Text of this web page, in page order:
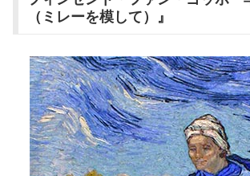
（ミレーを模して）』